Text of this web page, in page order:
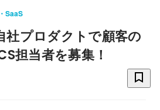
SaaS
社プロダクトで顧客の
担当者を募集！